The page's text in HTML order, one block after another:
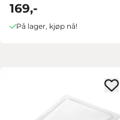
stk
169,-
På lager, kjøp nå!